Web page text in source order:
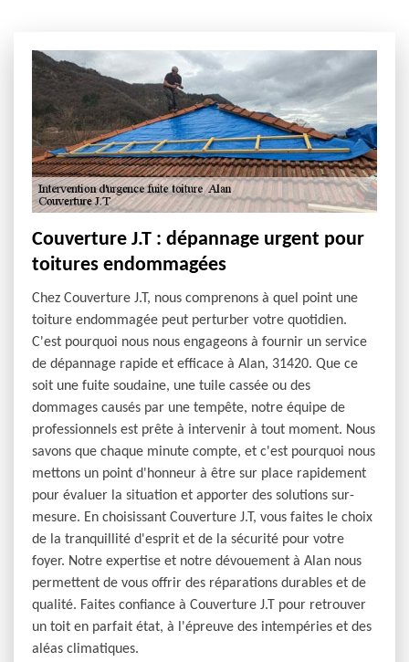
Couverture J.T : dépannage urgent pour
toitures endommagées
Chez Couverture J.T, nous comprenons à quel point une
toiture endommagée peut perturber votre quotidien.
C'est pourquoi nous nous engageons à fournir un service
de dépannage rapide et efficace à Alan, 31420. Que ce
soit une fuite soudaine, une tuile cassée ou des
dommages causés par une tempête, notre équipe de
professionnels est prête à intervenir à tout moment. Nous
savons que chaque minute compte, et c'est pourquoi nous
mettons un point d'honneur à être sur place rapidement
pour évaluer la situation et apporter des solutions sur-
mesure. En choisissant Couverture J.T, vous faites le choix
de la tranquillité d'esprit et de la sécurité pour votre
foyer. Notre expertise et notre dévouement à Alan nous
permettent de vous offrir des réparations durables et de
qualité. Faites confiance à Couverture J.T pour retrouver
un toit en parfait état, à l'épreuve des intempéries et des
aléas climatiques.